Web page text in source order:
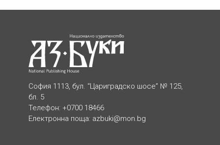
София 1113, бул. “Цариградско шосе” № 125,
бл. 5
Телефон: +0700 18466
Електронна поща: azbuki@mon.bg